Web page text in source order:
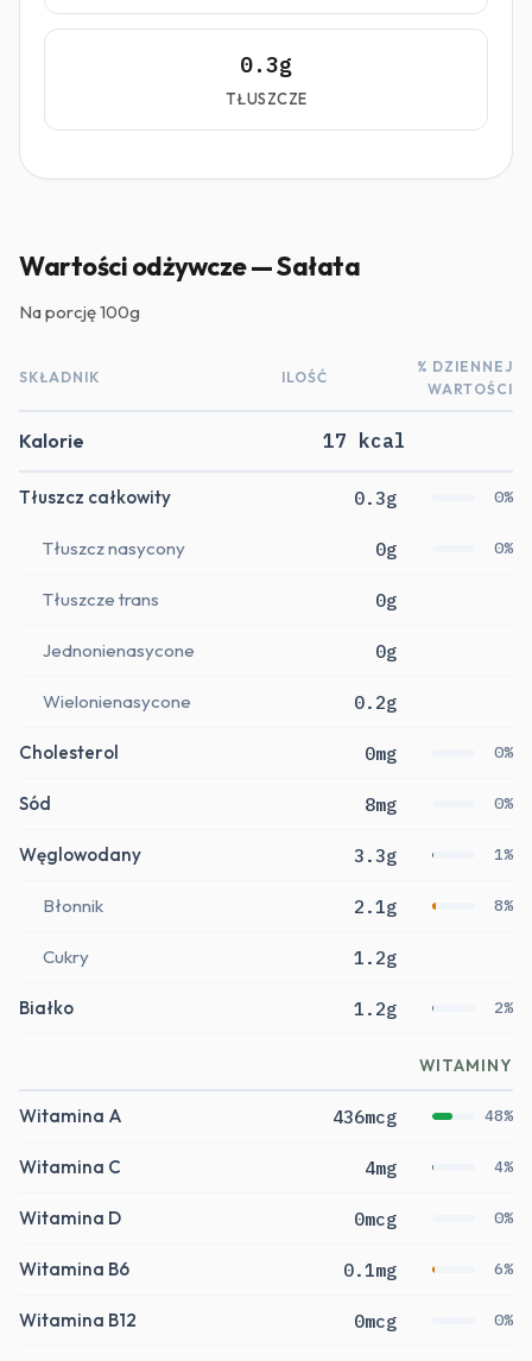
0.3g
TŁUSZCZE
Wartości odżywcze — Sałata
Na porcję100g
SKŁADNIK ILOŚĆ
% DZIENNEJ
WARTOŚCI
Kalorie 17 kcal
Tłuszcz całkowity 0.3g 0%
Tłuszcz nasycony 0g 0%
Tłuszcze trans 0g
Jednonienasycone 0g
Wielonienasycone 0.2g
Cholesterol 0mg 0%
Sód 8mg 0%
Węglowodany 3.3g 1%
Błonnik 2.1g 8%
Cukry 1.2g
Białko 1.2g 2%
WITAMINY
Witamina A 436mcg 48%
Witamina C 4mg 4%
Witamina D 0mcg 0%
Witamina B6 0.1mg 6%
Witamina B12 0mcg 0%